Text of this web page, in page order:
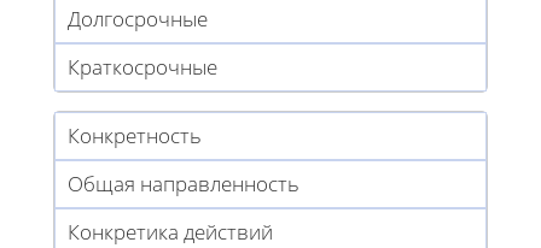
Долгосрочные
Краткосрочные
Конкретность
Общая направленность
Конкретика действий